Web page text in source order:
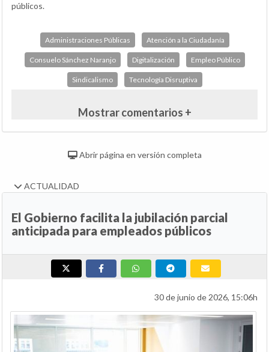
públicos.
Administraciones Públicas Atención a la Ciudadanía
Consuelo Sánchez Naranjo Digitalización Empleo Público
Sindicalismo Tecnología Disruptiva
Mostrar comentarios +
Abrir página en versión completa
ACTUALIDAD
El Gobierno facilita la jubilación parcial
anticipada para empleados públicos
30 de junio de 2026, 15:06h